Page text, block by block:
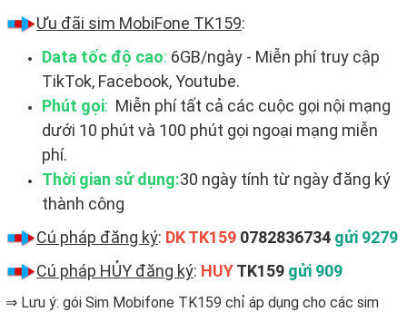
Ưu đãi sim MobiFone TK159:
Data tốc độ cao: 6GB/ngày - Miễn phí truy cập
TikTok, Facebook, Youtube.
Phút gọi: Miễn phí tất cả các cuộc gọi nội mạng
dưới 10 phút và 100 phút gọi ngoại mạng miễn
phí.
Thời gian sử dụng:30 ngày tính từ ngày đăng ký
thành công
Cú pháp đăng ký: DK TK159 0782836734 gửi 9279
Cú pháp HỦY đăng ký: HUYTK159 gửi 909
⇒ Lưu ý: gói Sim Mobifone TK159 chỉ áp dụng cho các sim